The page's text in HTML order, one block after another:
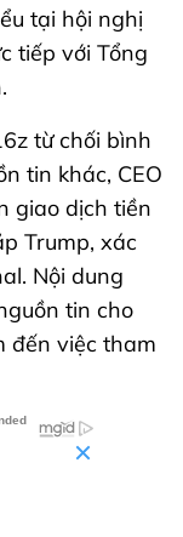
tại hội nghị
tiếp với Tổng
từ chối bình
tin khác, CEO
giao dịch tiền
Trump, xác
Nội dung
tin cho
đến việc tham